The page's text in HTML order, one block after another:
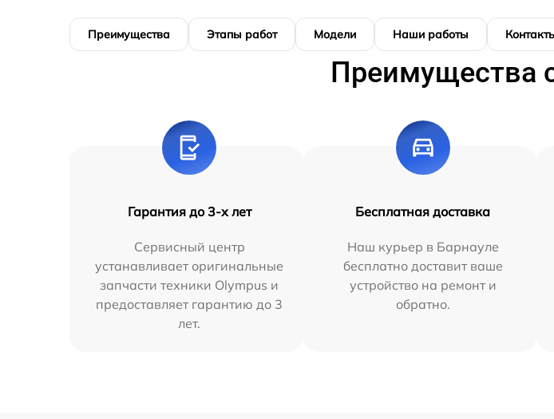
Преимущества Этапы работ Модели Наши работы
Преимущества
Гарантия до 3-х лет
Сервисный центр
устанавливает оригинальные
запчасти техники Olympus и
предоставляет гарантию до 3
лет.
Бесплатная доставка
Наш курьер в Барнауле
бесплатно доставит ваше
устройство на ремонт и
обратно.